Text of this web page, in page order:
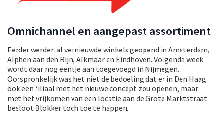
Omnichannel en aangepast assortiment
Eerder werden al vernieuwde winkels geopend in Amsterdam,
Alphen aan den Rijn, Alkmaar en Eindhoven. Volgende week
wordt daar nog eentje aan toegevoegd in Nijmegen.
Oorspronkelijk was het niet de bedoeling dat er in Den Haag
ook een filiaal met het nieuwe concept zou openen, maar
met het vrijkomen van een locatie aan de Grote Marktstraat
besloot Blokker toch toe te happen.